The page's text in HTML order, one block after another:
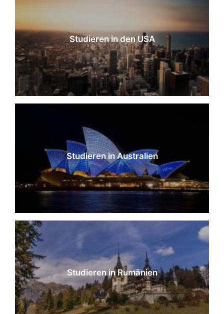
Studieren in den USA
Studieren in Australien
Studieren in Rumänien